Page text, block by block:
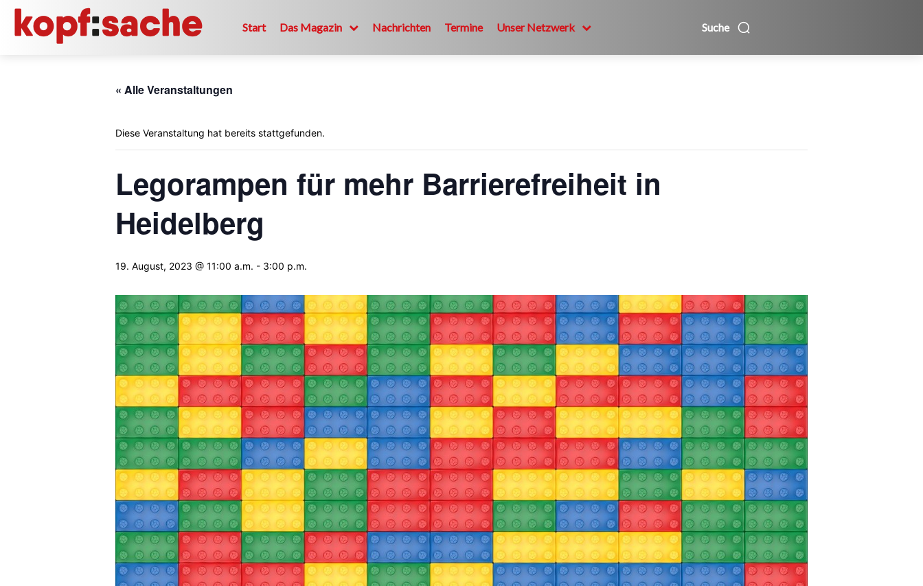
Start Das Magazin Nachrichten Termine Unser Netzwerk Suche
« Alle Veranstaltungen
Diese Veranstaltung hat bereits stattgefunden.
Legorampen für mehr Barrierefreiheit in
Heidelberg
19. August, 2023 @ 11:00 a.m. - 3:00 p.m.